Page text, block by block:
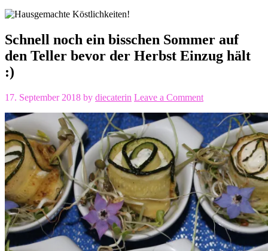
Schnell noch ein bisschen Sommer auf
den Teller bevor der Herbst Einzug hält
:)
17. September 2018 by diecaterin Leave a Comment